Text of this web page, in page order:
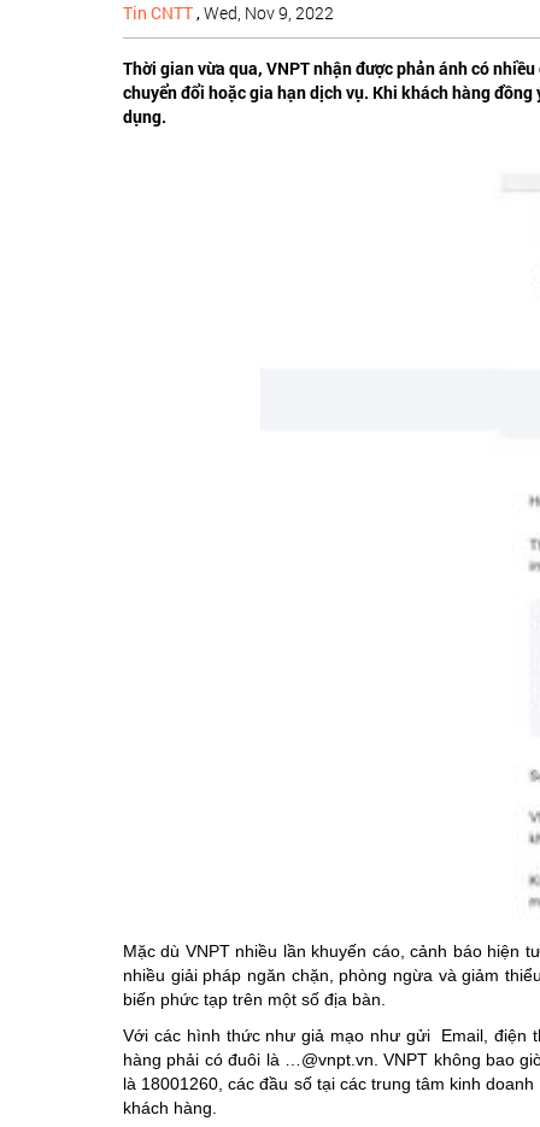
Tin CNTT,Wed, Nov 9, 2022
Thời gian vừa qua, VNPT nhận được phản ánh có
chuyển đổi hoặc gia hạn dịch vụ. Khi khách hàng
dụng.
Mặc dù VNPT nhiều lần khuyến cáo, cảnh báo hiện
nhiều giải pháp ngăn chặn, phòng ngừa và giảm
biến phức tạp trên một số địa bàn.
Với các hình thức như giả mạo như gửi Email, điện
hàng phải có đuôi là …@vnpt.vn. VNPT không bao
là 18001260, các đầu số tại các trung tâm kinh
khách hàng.